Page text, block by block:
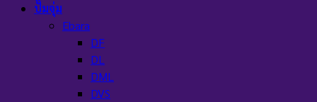
ปั๊มจุ่ม
Ebara
DF
DL
DML
DVS